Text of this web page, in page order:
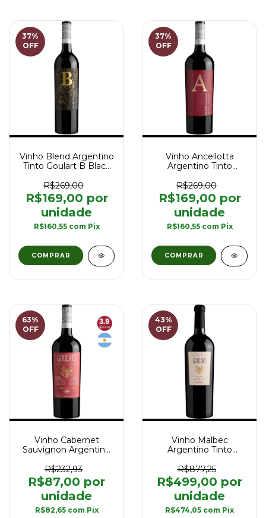
37%
OFF
Vinho Blend Argentino
Tinto Goulart B Black
Old Vines 750 ml
R$269,00
R$169,00
R$160,55 com Pix
37%
OFF
Vinho Ancellotta
Argentino Tinto
Reserva 750 ml
R$269,00
R$169,00
R$160,55 com Pix
63%
OFF
Vinho Cabernet
Sauvignon Argentino
Winemaker's Reserve
750 ml
R$232,93
R$87,00
R$82,65 com Pix
43%
OFF
Vinho Malbec
Argentino Tinto
2021 - 750 ml
R$877,25
R$499,00
R$474,05 com Pix